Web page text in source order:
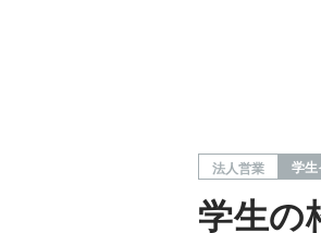
法人営業 学
学生の